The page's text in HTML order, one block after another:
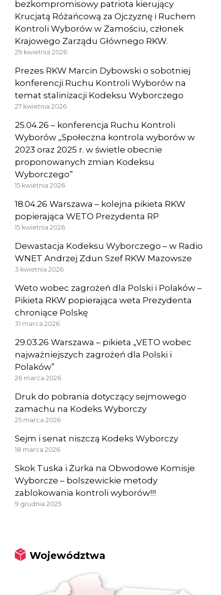
bezkompromisowy patriota kierujący
Krucjatą Różańcową za Ojczyznę i Ruchem
Kontroli Wyborów w Zamościu, członek
Krajowego Zarządu Głównego RKW.
29 kwietnia 2026
Prezes RKW Marcin Dybowski o sobotniej
konferencji Ruchu Kontroli Wyborów na
temat stalinizacji Kodeksu Wyborczego
27 kwietnia 2026
25.04.26 – konferencja Ruchu Kontroli
Wyborów „Społeczna kontrola wyborów w
2023 oraz 2025 r. w świetle obecnie
proponowanych zmian Kodeksu
Wyborczego”
15 kwietnia 2026
18.04.26 Warszawa – kolejna pikieta RKW
popierająca WETO Prezydenta RP
15 kwietnia 2026
Dewastacja Kodeksu Wyborczego – w Radio
WNET Andrzej Zdun Szef RKW Mazowsze
3 kwietnia 2026
Weto wobec zagrożeń dla Polski i Polaków –
Pikieta RKW popierająca weta Prezydenta
chroniące Polskę
31 marca 2026
29.03.26 Warszawa – pikieta „VETO wobec
najważniejszych zagrożeń dla Polski i
Polaków”
26 marca 2026
Druk do pobrania dotyczący sejmowego
zamachu na Kodeks Wyborczy
25 marca 2026
Sejm i senat niszczą Kodeks Wyborczy
18 marca 2026
Skok Tuska i Żurka na Obwodowe Komisje
Wyborcze – bolszewickie metody
zablokowania kontroli wyborów!!!
9 grudnia 2025
Województwa